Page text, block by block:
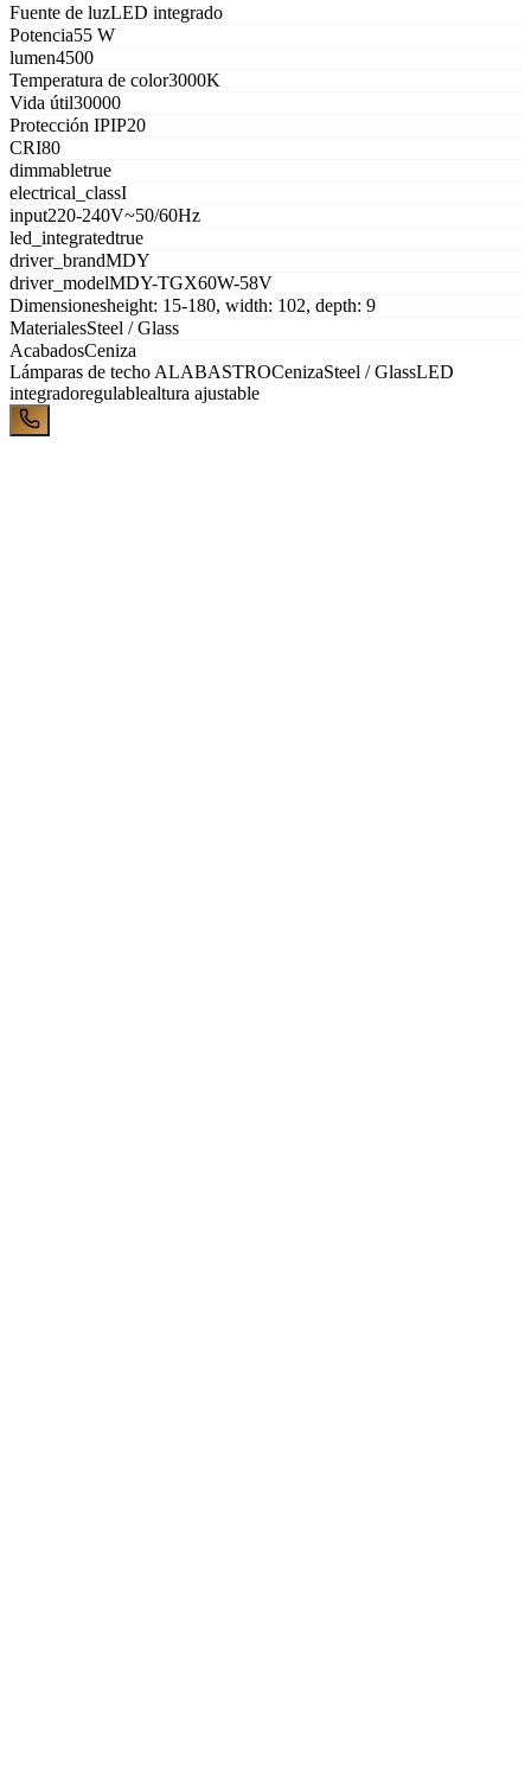
Fuente de luzLED integrado
Potencia55 W
lumen4500
Temperatura de color3000K
Vida útil30000
Protección IPIP20
CRI80
dimmabletrue
electrical_classI
input220-240V~50/60Hz
led_integratedtrue
driver_brandMDY
driver_modelMDY-TGX60W-58V
Dimensionesheight: 15-180, width: 102, depth: 9
MaterialesSteel / Glass
AcabadosCeniza
Lámparas de techo ALABASTROCenizaSteel / GlassLED
integradoregulablealtura ajustable